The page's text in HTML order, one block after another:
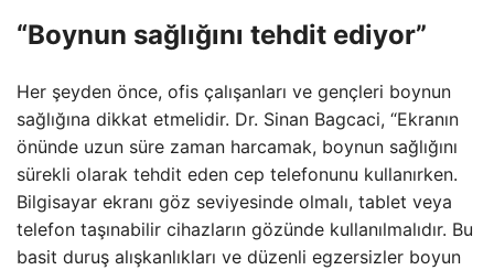
“Boynun sağlığını tehdit ediyor”
Her şeyden önce, ofis çalışanları ve gençleri boynun
sağlığına dikkat etmelidir. Dr. Sinan Bagcaci, “Ekranın
önünde uzun süre zaman harcamak, boynun sağlığını
sürekli olarak tehdit eden cep telefonunu kullanırken.
Bilgisayar ekranı göz seviyesinde olmalı, tablet veya
telefon taşınabilir cihazların gözünde kullanılmalıdır. Bu
basit duruş alışkanlıkları ve düzenli egzersizler boyun